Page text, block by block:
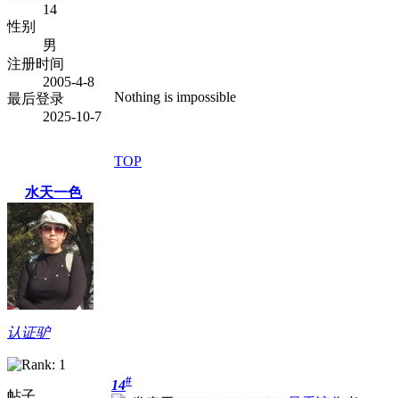
14
性别
男
注册时间
2005-4-8
最后登录
2025-10-7
Nothing is impossible
TOP
水天一色
认证驴
14#